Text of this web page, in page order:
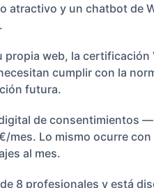
atractivo y un chatbot de
web, la certificación
cumplir con la
futura.
de consentimientos
mes. Lo mismo ocurre
al mes.
8 profesionales y está